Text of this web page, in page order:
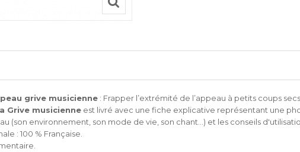
grive musicienne : Frapper l’extrémité de l’appeau à petits coups
Grive musicienne est livré avec une fiche explicative représentant une
(son environnement, son mode de vie, son chant...) et les conseils
: 100 % Française.